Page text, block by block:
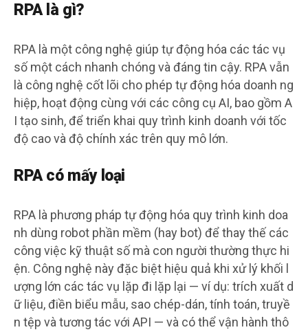
RPA là gì?
RPA là một công nghệ giúp tự động hóa các tác vụ
số một cách nhanh chóng và đáng tin cậy. RPA vẫn
là công nghệ cốt lõi cho phép tự động hóa doanh ng
hiệp, hoạt động cùng với các công cụ AI, bao gồm A
I tạo sinh, để triển khai quy trình kinh doanh với tốc
độ cao và độ chính xác trên quy mô lớn.
RPA có mấy loại
RPA là phương pháp tự động hóa quy trình kinh doa
nh dùng robot phần mềm (hay bot) để thay thế các
công việc kỹ thuật số mà con người thường thực hi
ện. Công nghệ này đặc biệt hiệu quả khi xử lý khối l
ượng lớn các tác vụ lặp đi lặp lại — ví dụ: trích xuất d
ữ liệu, điền biểu mẫu, sao chép-dán, tính toán, truyề
n tệp và tương tác với API — và có thể vận hành thô